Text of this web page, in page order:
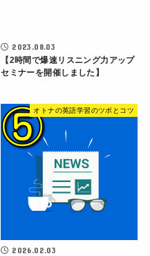
2023.08.03
【2時間で爆速リスニング力アップ
セミナーを開催しました】
オトナの英語学習のツボとコツ
2026.02.03